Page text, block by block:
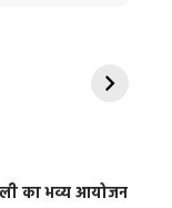
का भव्य आयोजन